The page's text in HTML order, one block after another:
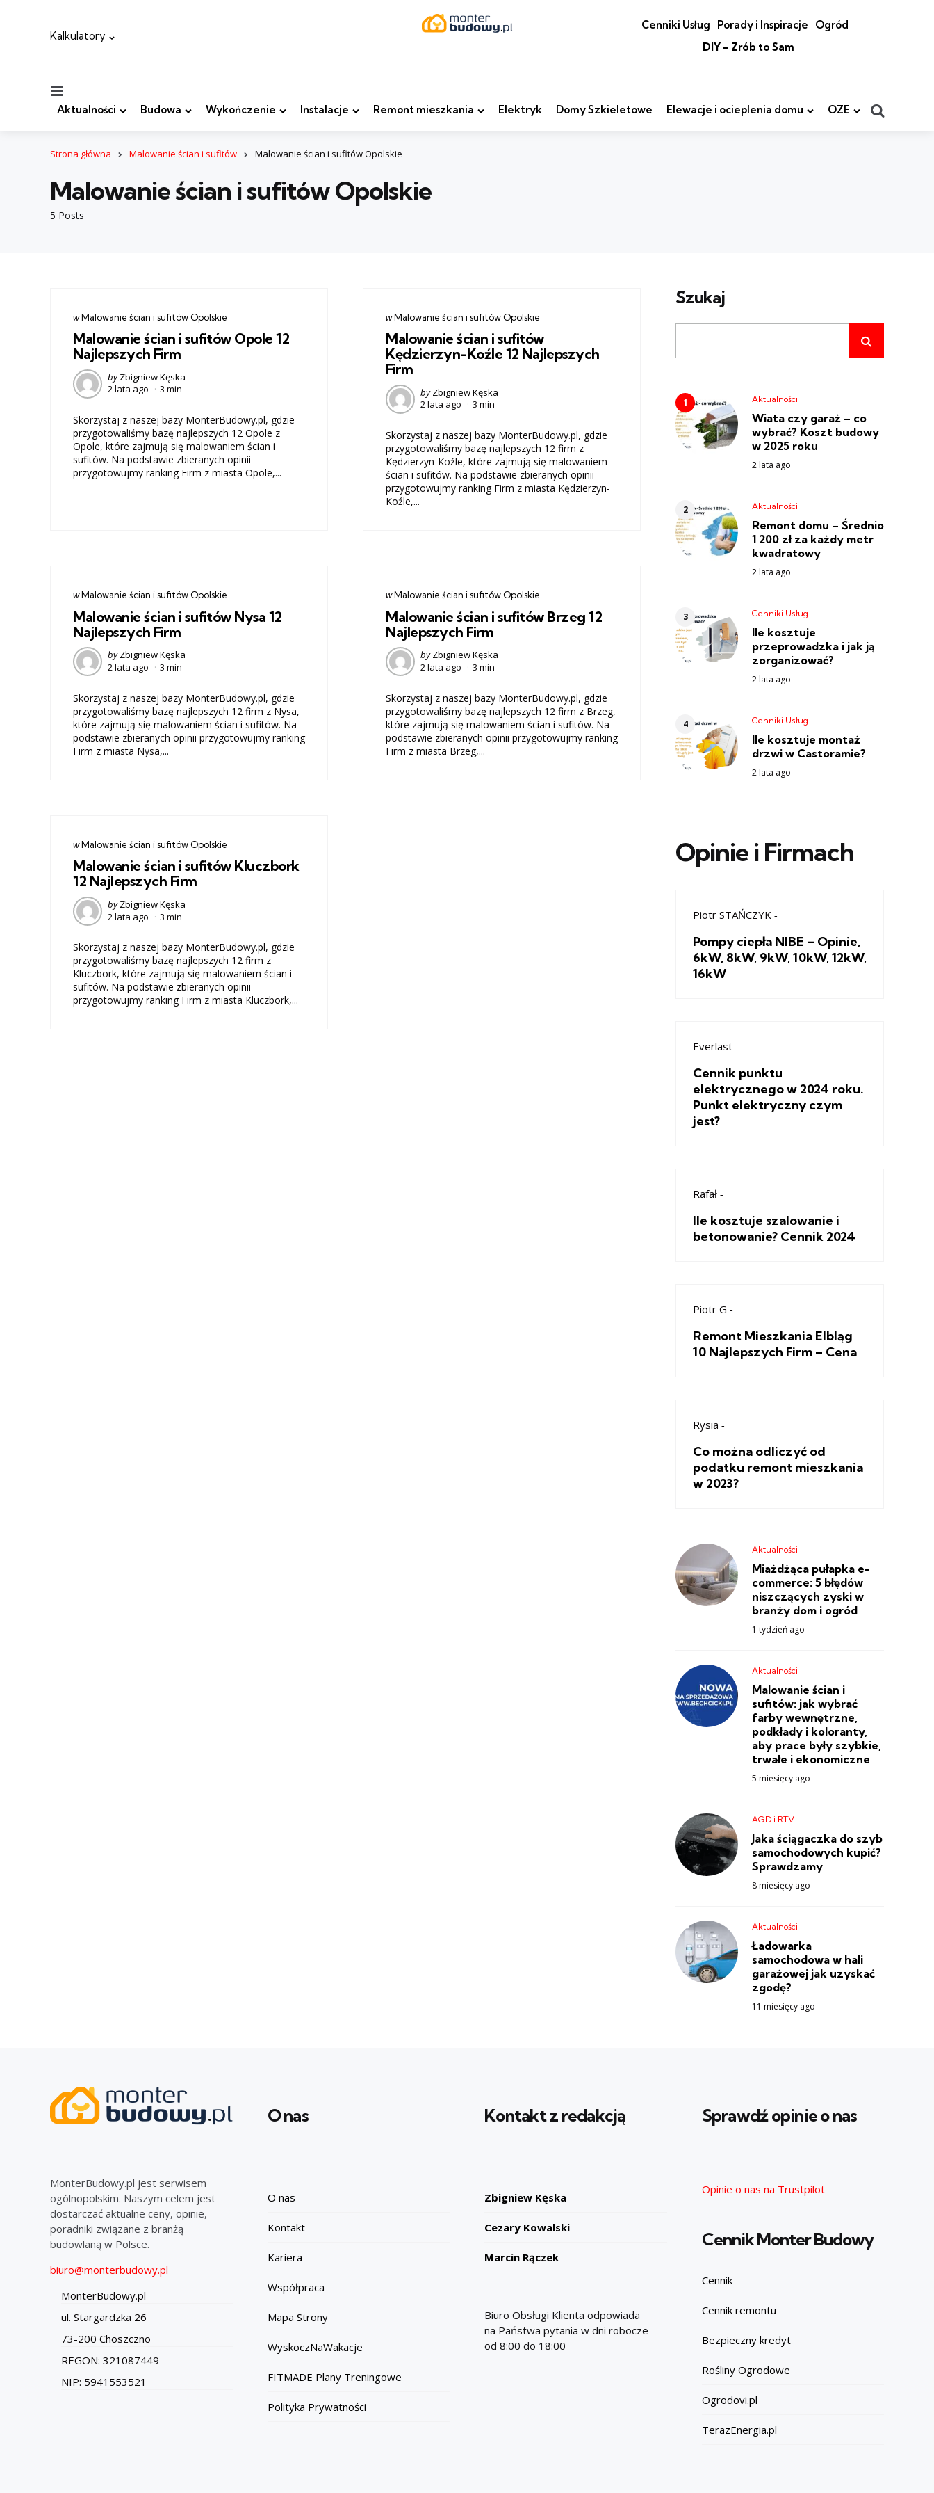
Kalkulatory
Cenniki Usług Porady i Inspiracje
Ogród
DIY – Zrób to Sam
Aktualności Budowa Wykończenie Instalacje Remont mieszkania Elektryk Domy Szkieletowe Elewacje i ocieplenia domu OZE
Strona główna Malowanie ścian i sufitów Malowanie ścian i sufitów Opolskie
5 Posts
Malowanie ścian i sufitów Opolskie
Categories
post
wMalowanie ścian i sufitów Opolskie
Malowanie ścian i sufitów Opole 12
Najlepszych Firm
Posted
by
by Zbigniew Kęska
2 lata ago
3 min
Skorzystaj z naszej bazy MonterBudowy.pl, gdzie
przygotowaliśmy bazę najlepszych 12 Opole z
Opole, które zajmują się malowaniem ścian i
sufitów. Na podstawie zbieranych opinii
przygotowujmy ranking Firm z miasta Opole,...
Categories
post
wMalowanie ścian i sufitów Opolskie
Malowanie ścian i sufitów
Kędzierzyn-Koźle 12 Najlepszych
Firm
Posted
by
by Zbigniew Kęska
2 lata ago
3 min
Skorzystaj z naszej bazy MonterBudowy.pl, gdzie
przygotowaliśmy bazę najlepszych 12 firm z
Kędzierzyn-Koźle, które zajmują się malowaniem
ścian i sufitów. Na podstawie zbieranych opinii
przygotowujmy ranking Firm z miasta Kędzierzyn-
Koźle,...
Categories
post
wMalowanie ścian i sufitów Opolskie
Malowanie ścian i sufitów Nysa 12
Najlepszych Firm
Posted
by
by Zbigniew Kęska
2 lata ago
3 min
Skorzystaj z naszej bazy MonterBudowy.pl, gdzie
przygotowaliśmy bazę najlepszych 12 firm z Nysa,
które zajmują się malowaniem ścian i sufitów. Na
podstawie zbieranych opinii przygotowujmy ranking
Firm z miasta Nysa,...
Categories
post
wMalowanie ścian i sufitów Opolskie
Malowanie ścian i sufitów Brzeg 12
Najlepszych Firm
Posted
by
by Zbigniew Kęska
2 lata ago
3 min
Skorzystaj z naszej bazy MonterBudowy.pl, gdzie
przygotowaliśmy bazę najlepszych 12 firm z Brzeg,
które zajmują się malowaniem ścian i sufitów. Na
podstawie zbieranych opinii przygotowujmy ranking
Firm z miasta Brzeg,...
Categories
post
wMalowanie ścian i sufitów Opolskie
Malowanie ścian i sufitów Kluczbork
12 Najlepszych Firm
Posted
by
by Zbigniew Kęska
2 lata ago
3 min
Skorzystaj z naszej bazy MonterBudowy.pl, gdzie
przygotowaliśmy bazę najlepszych 12 firm z
Kluczbork, które zajmują się malowaniem ścian i
sufitów. Na podstawie zbieranych opinii
przygotowujmy ranking Firm z miasta Kluczbork,...
Szukaj
Aktualności
Wiata czy garaż – co
wybrać? Koszt budowy
w 2025 roku
2 lata ago
Aktualności
Remont domu – Średnio
1 200 zł za każdy metr
kwadratowy
2 lata ago
Cenniki Usług
Ile kosztuje
przeprowadzka i jak ją
zorganizować?
2 lata ago
Cenniki Usług
Ile kosztuje montaż
drzwi w Castoramie?
2 lata ago
Opinie i Firmach
Piotr STAŃCZYK -
Pompy ciepła NIBE – Opinie,
6kW, 8kW, 9kW, 10kW, 12kW,
16kW
Everlast -
Cennik punktu
elektrycznego w 2024 roku.
Punkt elektryczny czym
jest?
Rafał -
Ile kosztuje szalowanie i
betonowanie? Cennik 2024
Piotr G -
Remont Mieszkania Elbląg
10 Najlepszych Firm – Cena
Rysia -
Co można odliczyć od
podatku remont mieszkania
w 2023?
Aktualności
Miażdżąca pułapka e-
commerce: 5 błędów
niszczących zyski w
branży dom i ogród
1 tydzień ago
Aktualności
Malowanie ścian i
sufitów: jak wybrać
farby wewnętrzne,
podkłady i koloranty,
aby prace były szybkie,
trwałe i ekonomiczne
5 miesięcy ago
AGD i RTV
Jaka ściągaczka do szyb
samochodowych kupić?
Sprawdzamy
8 miesięcy ago
Aktualności
Ładowarka
samochodowa w hali
garażowej jak uzyskać
zgodę?
11 miesięcy ago
MonterBudowy.pl jest serwisem
ogólnopolskim. Naszym celem jest
dostarczać aktualne ceny, opinie,
poradniki związane z branżą
budowlaną w Polsce.
biuro@monterbudowy.pl
MonterBudowy.pl
ul. Stargardzka 26
73-200 Choszczno
REGON: 321087449
NIP: 5941553521
O nas
O nas
Kontakt
Kariera
Współpraca
Mapa Strony
WyskoczNaWakacje
FITMADE Plany Treningowe
Polityka Prywatności
Kontakt z redakcją
Zbigniew Kęska
Cezary Kowalski
Marcin Rączek
Biuro Obsługi Klienta odpowiada
na Państwa pytania w dni robocze
od 8:00 do 18:00
Sprawdź opinie o nas
Opinie o nas na Trustpilot
Cennik Monter Budowy
Cennik
Cennik remontu
Bezpieczny kredyt
Rośliny Ogrodowe
Ogrodovi.pl
TerazEnergia.pl